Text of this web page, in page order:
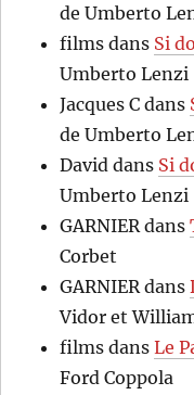
de Umberto
films dans Si
Umberto Lenzi
Jacques C dans
de Umberto
David dans Si
Umberto Lenzi
GARNIER dans
Corbet
GARNIER dans
Vidor et
films dansLe
Ford Coppola